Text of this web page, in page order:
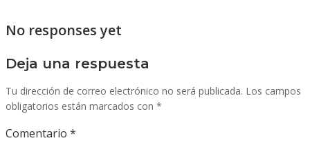
entradas
de
entradas
No responses yet
Deja una respuesta
Tu dirección de correo electrónico no será publicada. Los campos
obligatorios están marcados con *
Comentario *